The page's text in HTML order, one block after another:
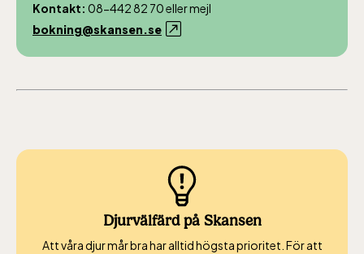
Kontakt: 08-442 82 70 eller mejl
bokning@skansen.se
Djurvälfärd på Skansen
Att våra djur mår bra har alltid högsta prioritet. För att
Lill-Skansen, inkluderad i entrén
jan-mars vardagar 10-15, helger 10-16, april
10-16